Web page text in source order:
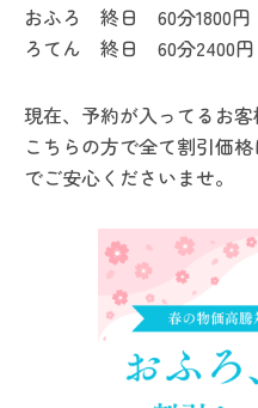
おふろ 終日 60分1800円
ろてん 終日 60分2400
現在、予約が入ってるお客
こちらの方で全て割引価
でご安心くださいませ。